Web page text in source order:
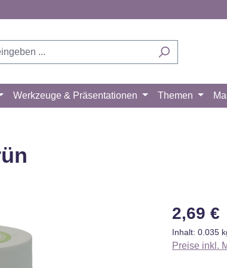
Werkzeuge & Präsentationen Themen
Regulärer
2,69 €
Inhalt: 0.035
Preise inkl.